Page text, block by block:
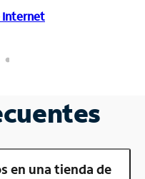
Internet
en una tienda de